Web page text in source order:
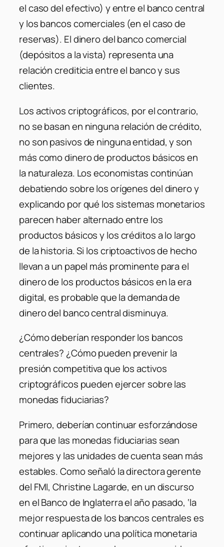
el caso del efectivo) y entre el banco central
y los bancos comerciales (en el caso de
reservas). El dinero del banco comercial
(depósitos a la vista) representa una
relación crediticia entre el banco y sus
clientes.
Los activos criptográficos, por el contrario,
no se basan en ninguna relación de crédito,
no son pasivos de ninguna entidad, y son
más como dinero de productos básicos en
la naturaleza. Los economistas continúan
debatiendo sobre los orígenes del dinero y
explicando por qué los sistemas monetarios
parecen haber alternado entre los
productos básicos y los créditos a lo largo
de la historia.Si los criptoactivos de hecho
llevan a un papel más prominente para el
dinero de los productos básicos en la era
digital, es probable que la demanda de
dinero del banco central disminuya.
¿Cómo deberían responder los bancos
centrales? ¿Cómo pueden prevenir la
presión competitiva que los activos
criptográficos pueden ejercer sobre las
monedas fiduciarias?
Primero, deberían continuar esforzándose
para que las monedas fiduciarias sean
mejores y las unidades de cuenta sean más
estables. Como señaló la directora gerente
del FMI, Christine Lagarde, en un discurso
en el Banco de Inglaterra el año pasado, ‘la
mejor respuesta de los bancos centrales es
continuar aplicando una política monetaria